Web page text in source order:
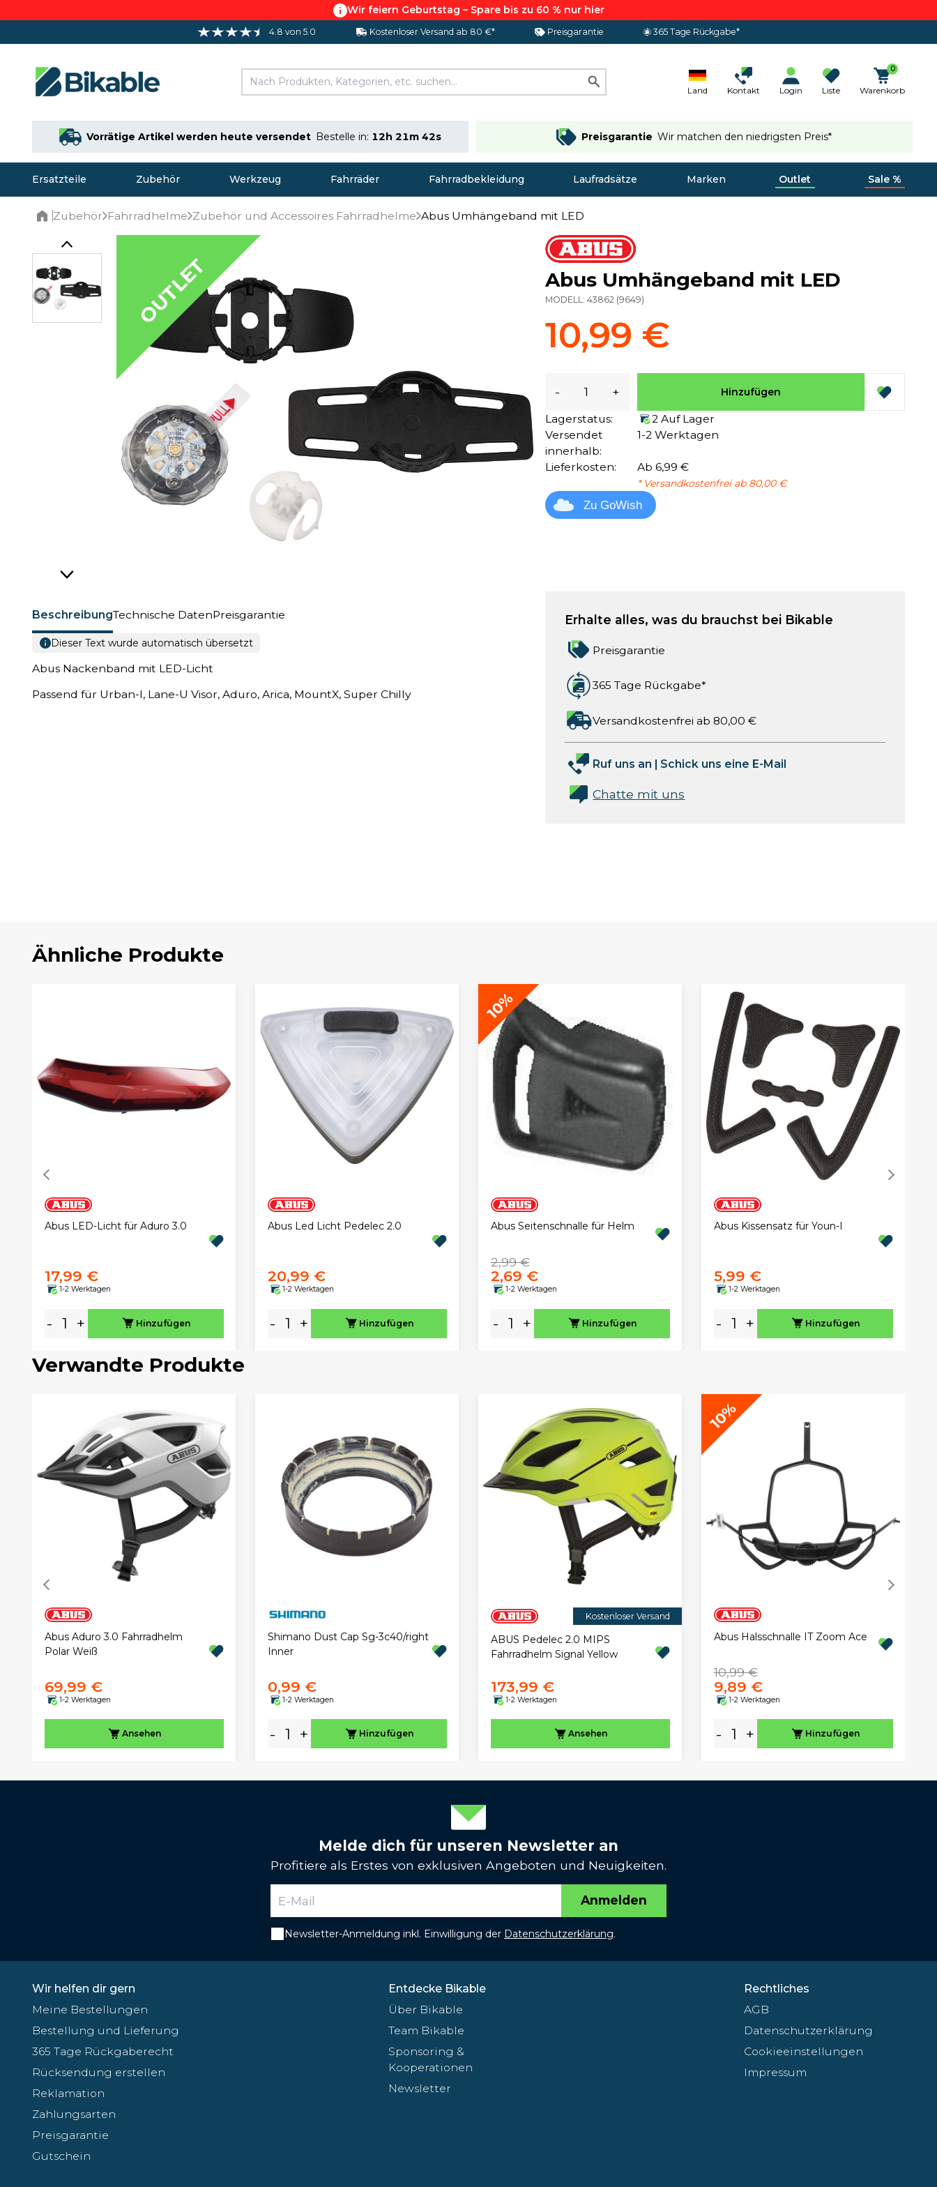
Wir feiern Geburtstag – Spare bis zu 60 % nur hier
4.8 von 5.0 Kostenloser Versand ab 80 €* Preisgarantie 365 Tage Rückgabe*
Land Kontakt Login Liste
0
Warenkorb
Vorrätige Artikel werden heute versendet Bestelle in: 12h 21m 41s Preisgarantie Wir matchen den niedrigsten Preis*
Ersatzteile Zubehör Werkzeug Fahrräder Fahrradbekleidung Laufradsätze Marken Outlet Sale %
Zubehör Fahrradhelme Zubehör und Accessoires Fahrradhelme Abus Umhängeband mit LED
OUTLET
BeschreibungTechnische DatenPreisgarantie
Dieser Text wurde automatisch übersetzt
Abus Nackenband mit LED-Licht
Passend für Urban-I, Lane-U Visor, Aduro, Arica, MountX, Super Chilly
Abus Umhängeband mit LED
MODELL:43862 (9649)
10,99 €
- + Hinzufügen
Lagerstatus:
2 Auf Lager
Versendet
innerhalb:
1-2 Werktagen
Lieferkosten: Ab 6,99 €
* Versandkostenfrei ab 80,00 €
Zu GoWish
Erhalte alles, was du brauchst bei Bikable
Preisgarantie
365 Tage Rückgabe*
Versandkostenfrei ab 80,00 €
Ruf uns an | Schick uns eine E-Mail
Chatte mit uns
Ähnliche Produkte
Abus LED-Licht für Aduro 3.0
17,99 €
1-2 Werktagen
- + Hinzufügen
Abus Led Licht Pedelec 2.0
20,99 €
1-2 Werktagen
- + Hinzufügen
10%
Abus Seitenschnalle für Helm
2,99 €
2,69 €
1-2 Werktagen
- + Hinzufügen
Abus Kissensatz für Youn-I
5,99 €
1-2 Werktagen
- + Hinzufügen
Verwandte Produkte
Abus Aduro 3.0 Fahrradhelm
Polar Weiß
69,99 €
1-2 Werktagen
Ansehen
Shimano Dust Cap Sg-3c40/right
Inner
0,99 €
1-2 Werktagen
- + Hinzufügen
Kostenloser Versand
ABUS Pedelec 2.0 MIPS
Fahrradhelm Signal Yellow
173,99 €
1-2 Werktagen
Ansehen
10%
Abus Halsschnalle IT Zoom Ace
10,99 €
9,89 €
1-2 Werktagen
- + Hinzufügen
Melde dich für unseren Newsletter an
Profitiere als Erstes von exklusiven Angeboten und Neuigkeiten.
Anmelden
Newsletter-Anmeldung inkl. Einwilligung der Datenschutzerklärung.
Wir helfen dir gern
Meine Bestellungen
Bestellung und Lieferung
365 Tage Rückgaberecht
Rücksendung erstellen
Reklamation
Zahlungsarten
Preisgarantie
Gutschein
Entdecke Bikable
Über Bikable
Team Bikable
Sponsoring &
Kooperationen
Newsletter
Rechtliches
AGB
Datenschutzerklärung
Cookieeinstellungen
Impressum